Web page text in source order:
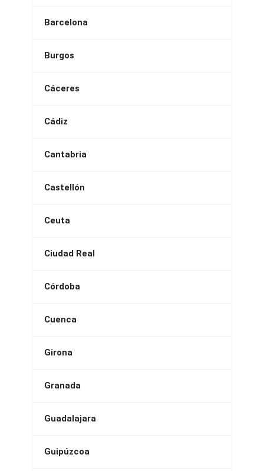
Barcelona
Burgos
Cáceres
Cádiz
Cantabria
Castellón
Ceuta
Ciudad Real
Córdoba
Cuenca
Girona
Granada
Guadalajara
Guipúzcoa